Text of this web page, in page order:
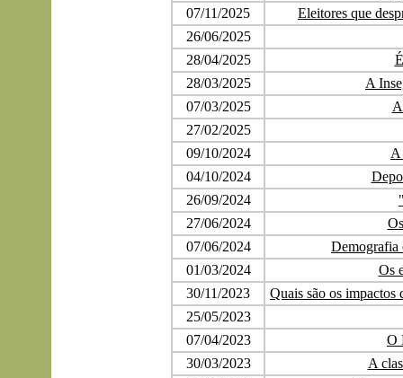
07/11/2025
Eleitores que
26/06/2025
28/04/2025
28/03/2025
A
07/03/2025
27/02/2025
09/10/2024
A
04/10/2024
26/09/2024
27/06/2024
07/06/2024
Demografia
01/03/2024
Os
30/11/2023
Quais são os impactos
25/05/2023
07/04/2023
O
30/03/2023
A